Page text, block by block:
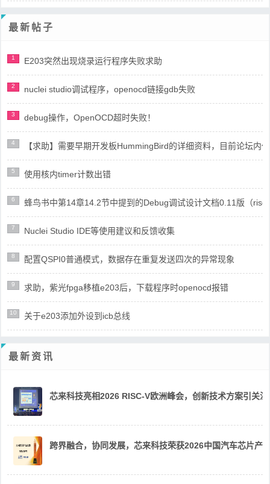
最新帖子
1 E203突然出现烧录运行程序失败求助
2 nuclei studio调试程序，openocd链接gdb失败
3 debug操作，OpenOCD超时失败！
4 【求助】需要早期开发板HummingBird的详细资料，目前论坛内
5 使用核内timer计数出错
6 蜂鸟书中第14章14.2节中提到的Debug调试设计文档0.11版（
7 Nuclei Studio IDE等使用建议和反馈收集
8 配置QSPI0普通模式，数据存在重复发送四次的异常现象
9 求助，紫光fpga移植e203后，下载程序时openocd报错
10 关于e203添加外设到icb总线
最新资讯
芯来科技亮相2026 RISC-V欧洲峰会，创新技术方案引关注
跨界融合，协同发展，芯来科技荣获2026中国汽车芯片产